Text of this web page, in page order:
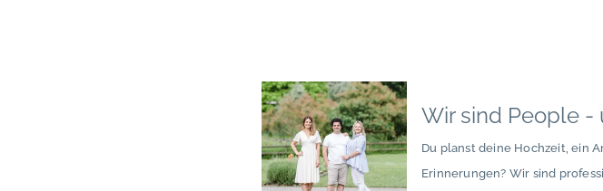
Wir sind People
Du planst deine Hochzeit, ein
Erinnerungen? Wir sind